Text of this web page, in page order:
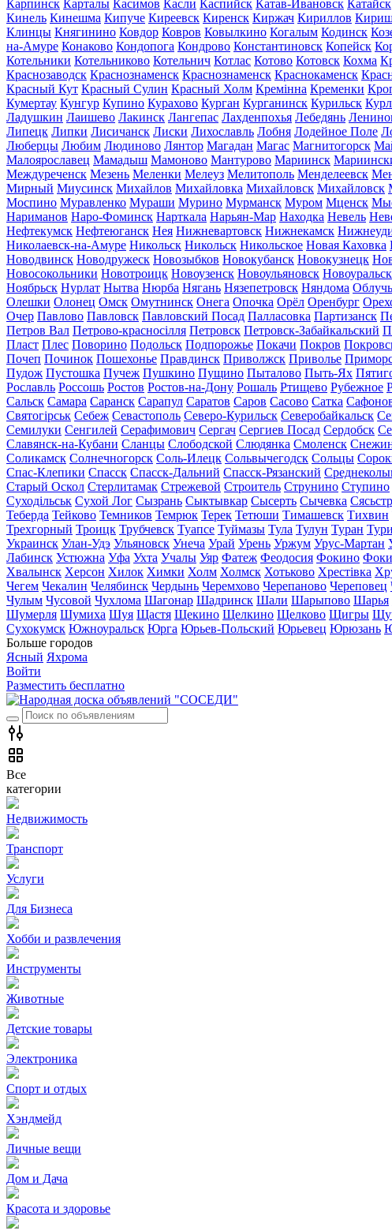
Карпинск Карталы Касимов Касли Каспийск Катав-Ивановск Катайск
Кинель Кинешма Кипуче Киреевск Киренск Киржач Кириллов
Клинцы Княгинино Ковдор Ковров Ковылкино Когалым Кодинск
на-Амуре Конаково Кондопога Кондрово Константиновск Копейск
Котельники Котельниково Котельнич Котлас Котово Котовск Кохма
Краснозаводск Краснознаменск Краснознаменск Краснокаменск
Красный Кут Красный Сулин Красный Холм Кремінна Кременки
Кумертау Кунгур Купино Курахово Курган Курганинск Курильск
Ладушкин Лаишево Лакинск Лангепас Лахденпохья Лебедянь
Липецк Липки Лисичанск Лиски Лихославль Лобня Лодейное Поле
Люберцы Любим Людиново Лянтор Магадан Магас Магнитогорск
Малоярославец Мамадыш Мамоново Мантурово Мариинск
Междуреченск Мезень Меленки Мелеуз Мелитополь Менделеевск
Мирный Миусинск Михайлов Михайловка Михайловск Михайловск
Моспино Муравленко Мураши Мурино Мурманск Муром Мценск
Нариманов Наро-Фоминск Нарткала Нарьян-Мар Находка Невель
Нефтекумск Нефтеюганск Нея Нижневартовск Нижнекамск
Николаевск-на-Амуре Никольск Никольск Никольское Новая Каховка
Новодвинск Новодружеск Новозыбков Новокубанск Новокузнецк
Новосокольники Новотроицк Новоузенск Новоульяновск Новоуральск
Ноябрьск Нурлат Нытва Нюрба Нягань Нязепетровск Няндома
Олешки Олонец Омск Омутнинск Онега Опочка Орёл Оренбург
Очер Павлово Павловск Павловский Посад Палласовка Партизанск
Петров Вал Петрово-красносілля Петровск Петровск-Забайкальский
Пласт Плес Поворино Подольск Подпорожье Покачи Покров
Почеп Починок Пошехонье Правдинск Приволжск Приволье
Пудож Пустошка Пучеж Пушкино Пущино Пыталово Пыть-Ях
Рославль Россошь Ростов Ростов-на-Дону Рошаль Ртищево Рубежное
Сальск Самара Саранск Сарапул Саратов Саров Сасово Сатка
Святогірськ Себеж Севастополь Северо-Курильск Северобайкальск
Семилуки Сенгилей Серафимович Сергач Сергиев Посад Сердобск
Славянск-на-Кубани Сланцы Слободской Слюдянка Смоленск
Соликамск Солнечногорск Соль-Илецк Сольвычегодск Сольцы
Спас-Клепики Спасск Спасск-Дальний Спасск-Рязанский
Старый Оскол Стерлитамак Стрежевой Строитель Струнино Ступино
Суходільськ Сухой Лог Сызрань Сыктывкар Сысерть Сычевка
Теберда Тейково Темников Темрюк Терек Тетюши Тимашевск Тихвин
Трехгорный Троицк Трубчевск Туапсе Туймазы Тула Тулун Туран
Украинск Улан-Удэ Ульяновск Унеча Урай Урень Уржум Урус-Мартан
Лабинск Устюжна Уфа Ухта Учалы Уяр Фатеж Феодосия Фокино
Хвалынск Херсон Хилок Химки Холм Холмск Хотьково Хрестівка
Чегем Чекалин Челябинск Чердынь Черемхово Черепаново Череповец
Чулым Чусовой Чухлома Шагонар Шадринск Шали Шарыпово Шарья
Шумерля Шумиха Шуя Щастя Щекино Щелкино Щелково Щигры
Сухокумск Южноуральск Юрга Юрьев-Польский Юрьевец Юрюзань
Больше городов
Ясный Яхрома
Войти
Разместить бесплатно
Все
категории
Недвижимость
Транспорт
Услуги
Для Бизнеса
Хобби и развлечения
Инструменты
Животные
Детские товары
Электроника
Спорт и отдых
Хэндмейд
Личные вещи
Дом и Дача
Красота и здоровье